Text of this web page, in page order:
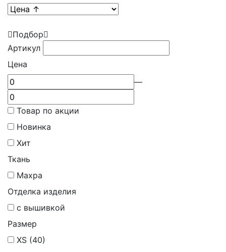
Подбор
Артикул
Цена
—
Товар по акции
Новинка
Хит
Ткань
Махра
Отделка изделия
с вышивкой
Размер
XS (40)